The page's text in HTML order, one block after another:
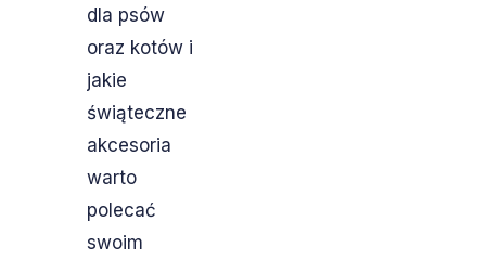
dla psów
oraz kotów i
jakie
świąteczne
akcesoria
warto
polecać
swoim